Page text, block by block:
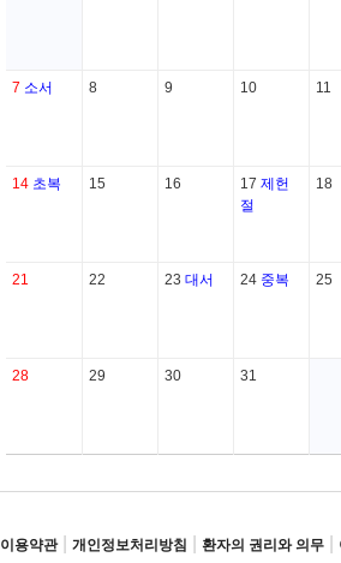
7 소서 8 9 10 11
14 초복 15 16 17 제헌
절
18
21 22 23 대서 24 중복 25
28 29 30 31
이용약관 개인정보처리방침 환자의 권리와 의무